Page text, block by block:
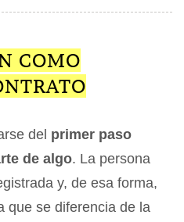
COMO
del primer paso
de algo. La persona
y, de esa forma,
que se diferencia de la